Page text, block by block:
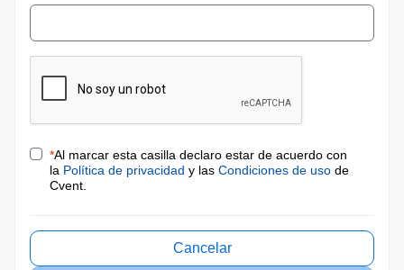
*Al marcar esta casilla declaro estar de acuerdo con
la Política de privacidad y las Condiciones de uso de
Cvent.
Cancelar